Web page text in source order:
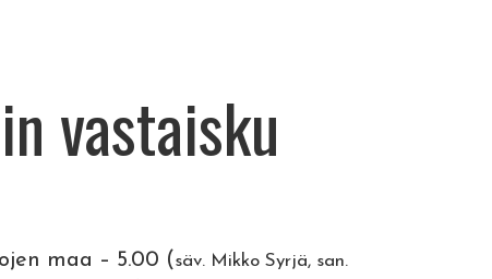
vastaisku
maa – 5.00 (säv. Mikko Syrjä, san.